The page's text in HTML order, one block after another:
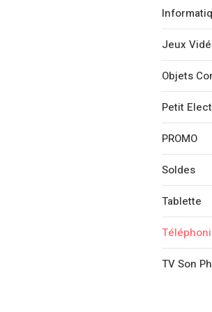
Jeux
Objets
Petit
PROMO
Soldes
Tablette
TV Son